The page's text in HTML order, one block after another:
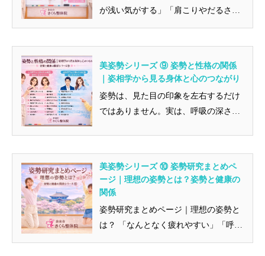
が浅い気がする」「肩こりやだるさが
続く」──そんな不調を、年齢や忙...
美姿勢シリーズ ⑨ 姿勢と性格の関係
｜姿相学から見る身体と心のつながり
姿勢は、見た目の印象を左右するだけ
ではありません。実は、呼吸の深さや
美姿勢シリーズ ⑩ 姿勢研究まとめペ
ージ｜理想の姿勢とは？姿勢と健康の
関係
姿勢研究まとめページ｜理想の姿勢と
は？ 「なんとなく疲れやすい」「呼吸
が浅い気がする」「肩こりや首こ...